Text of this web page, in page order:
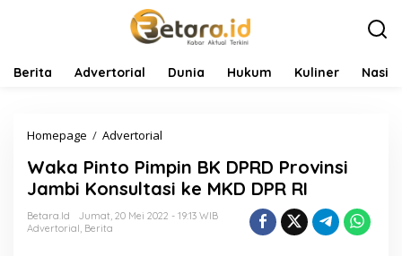
Berita Advertorial Dunia Hukum Kuliner
Homepage / Advertorial
k
a
P
i
Waka Pinto Pimpin BK DPRD Provinsi
Jambi Konsultasi ke MKD DPR RI
Betara.id
Jumat, 20 Mei 2022 - 19:13 WIB
Advertorial, Berita